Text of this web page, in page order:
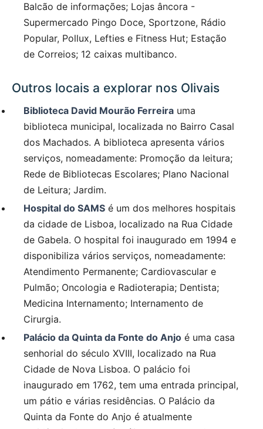
Balcão de informações; Lojas âncora -
Supermercado Pingo Doce, Sportzone, Rádio
Popular, Pollux, Lefties e Fitness Hut; Estação
de Correios; 12 caixas multibanco.
Outros locais a explorar nos Olivais
Biblioteca David Mourão Ferreira uma
biblioteca municipal, localizada no Bairro Casal
dos Machados. A biblioteca apresenta vários
serviços, nomeadamente: Promoção da leitura;
Rede de Bibliotecas Escolares; Plano Nacional
de Leitura; Jardim.
Hospital do SAMS é um dos melhores hospitais
da cidade de Lisboa, localizado na Rua Cidade
de Gabela. O hospital foi inaugurado em 1994 e
disponibiliza vários serviços, nomeadamente:
Atendimento Permanente; Cardiovascular e
Pulmão; Oncologia e Radioterapia; Dentista;
Medicina Internamento; Internamento de
Cirurgia.
Palácio da Quinta da Fonte do Anjo é uma casa
senhorial do século XVIII, localizado na Rua
Cidade de Nova Lisboa. O palácio foi
inaugurado em 1762, tem uma entrada principal,
um pátio e várias residências. O Palácio da
Quinta da Fonte do Anjo é atualmente